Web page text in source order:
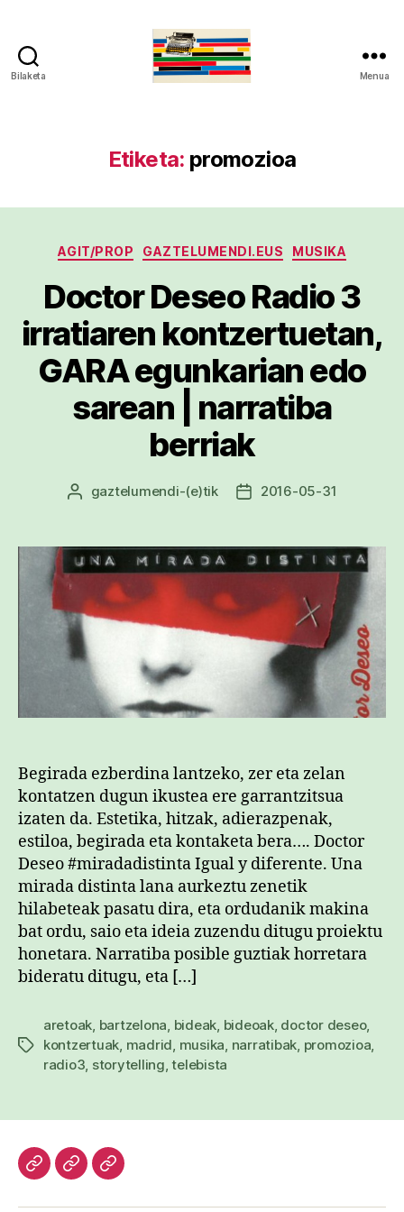
Bilaketa Menua
Etiketa: promozioa
Kategoriak
AGIT/PROP GAZTELUMENDI.EUS MUSIKA
Doctor Deseo Radio 3
irratiaren kontzertuetan,
GARA egunkarian edo
sarean | narratiba
berriak
Argitalpenaren
gaztelumendi-(e)tik
Argitalpenaren
2016-05-31
Begirada ezberdina lantzeko, zer eta zelan
kontatzen dugun ikustea ere garrantzitsua
izaten da. Estetika, hitzak, adierazpenak,
estiloa, begirada eta kontaketa bera…. Doctor
Deseo #miradadistinta Igual y diferente. Una
mirada distinta lana aurkeztu zenetik
hilabeteak pasatu dira, eta ordudanik makina
bat ordu, saio eta ideia zuzendu ditugu proiektu
honetara. Narratiba posible guztiak horretara
bideratu ditugu, eta […]
Etiketak
aretoak bartzelona bideak bideoak, doctor deseo,
kontzertuak madrid musika narratibak promozioa
radio3 storytelling ,telebista
HasieraKazetari
Patxi